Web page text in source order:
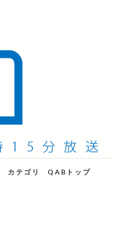
カテゴリ QABトップ